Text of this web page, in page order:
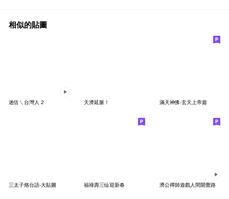
相似的貼圖
迷信ㄟ台灣人 2 天濟延脈！ 滿天神佛-玄天上帝篇
三太子烙台語-大貼圖 福祿壽三仙迎新春 濟公禪師遊戲人間開覺路